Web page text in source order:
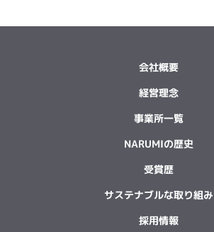
会社概要
経営理念
事業所一覧
NARUMIの歴史
受賞歴
サステナブルな取り組み
採用情報